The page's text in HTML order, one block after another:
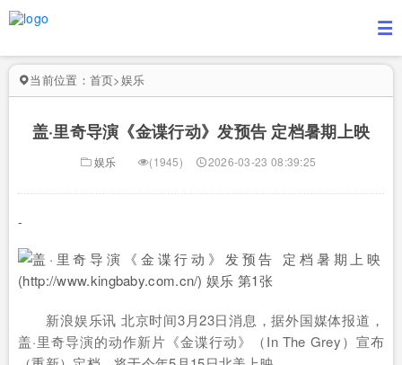
当前位置： 首页>娱乐
盖·里奇导演《金谍行动》发预告 定档暑期上映
娱乐 (1945) 2026-03-23 08:39:25
-
新浪娱乐讯 北京时间3月23日消息，据外国媒体报道，
盖·里奇导演的动作新片《金谍行动》（In The Grey）宣布